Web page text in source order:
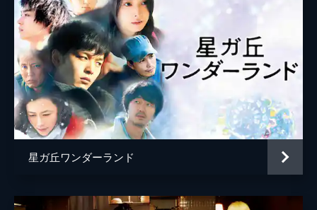
探偵・榊原
久喜捷三 村井國夫
刑事・会田 柄本明
監督 中村哲平
脚本 黒岩勉
原作
星ガ丘ワンダーランド